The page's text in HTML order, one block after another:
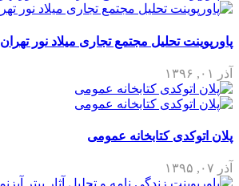
پاورپوینت تحلیل مجتمع تجاری میلاد نور تهران
آذر ۰۱, ۱۳۹۶
پلان اتوکدی کتابخانه عمومی
آذر ۰۷, ۱۳۹۵